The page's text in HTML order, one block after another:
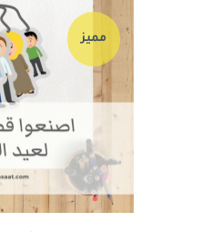
مميز